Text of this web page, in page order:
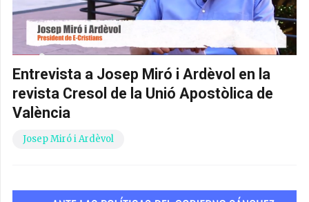
Entrevista a Josep Miró i Ardèvol en la
revista Cresol de la Unió Apostòlica de
València
Josep Miró i Ardèvol